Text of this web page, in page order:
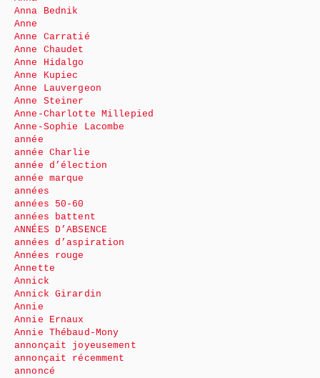
Anna Bednik
Anne
Anne Carratié
Anne Chaudet
Anne Hidalgo
Anne Kupiec
Anne Lauvergeon
Anne Steiner
Anne-Charlotte Millepied
Anne-Sophie Lacombe
année
année Charlie
année d’élection
année marque
années
années 50-60
années battent
ANNÉES D’ABSENCE
années d’aspiration
Années rouge
Annette
Annick
Annick Girardin
Annie
Annie Ernaux
Annie Thébaud-Mony
annonçait joyeusement
annonçait récemment
annoncé